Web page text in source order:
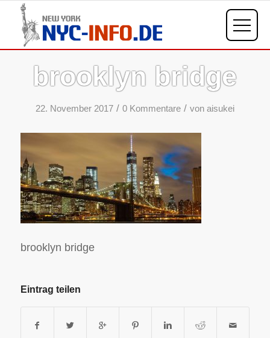
brooklyn bridge
22. November 2017 / 0 Kommentare / von aisukei
brooklyn bridge
Eintrag teilen